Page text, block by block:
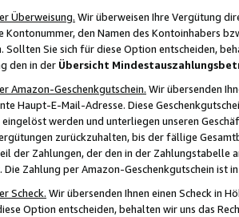
Überweisung. Wir überweisen Ihre Vergütung
Kontonummer, den Namen des Kontoinhabers
Sollten Sie sich für diese Option entscheiden,
den in der Übersicht
Amazon-Geschenkgutschein. Wir übersenden
Haupt-E-Mail-Adresse. Diese
werden und unterliegen unseren
zurückzuhalten, bis der fällige
der Zahlungen, der den in der
Zahlung per Amazon-Geschenkgutschein ist
Scheck. Wir übersenden Ihnen einen Scheck in
Option entscheiden, behalten wir uns das